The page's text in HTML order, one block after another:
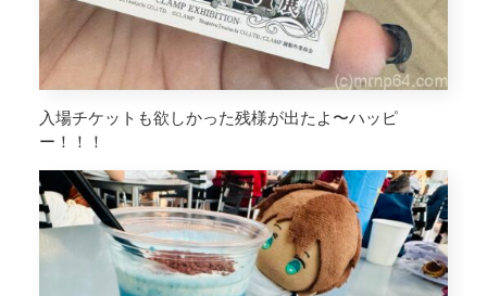
入場チケットも欲しかった残様が出たよ〜ハッピ
ー！！！